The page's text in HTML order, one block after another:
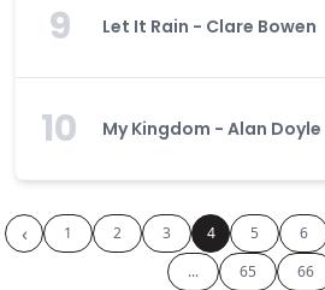
9 Let It Rain - Clare Bowen
10 My Kingdom - Alan Doyle
‹ 1 2 3 4 5 6
...
65 66